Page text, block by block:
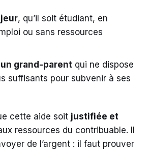
, qu’il soit étudiant, en
ou sans ressources
grand-parent qui ne dispose
suffisants pour subvenir à ses
cette aide soit justifiée et
ressources du contribuable. Il
de l’argent : il faut prouver